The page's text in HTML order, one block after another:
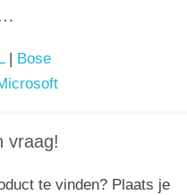
|
Bose
vraag!
te vinden? Plaats je